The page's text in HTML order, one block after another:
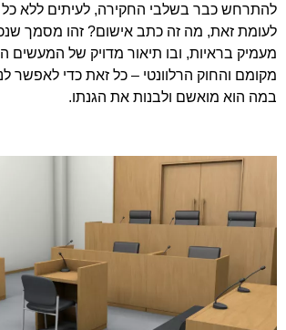
להתרחש כבר בשלבי החקירה, לעיתים ללא כל
לעומת זאת, מה זה כתב אישום? זהו מסמך
מעמיק בראיות, ובו תיאור מדויק של המעשים
מקומם והחוק הרלוונטי – כל זאת כדי לאפשר
במה הוא מואשם ולבנות את הגנתו.